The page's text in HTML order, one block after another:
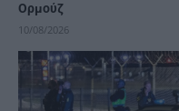
Ορμούζ
10/08/2026